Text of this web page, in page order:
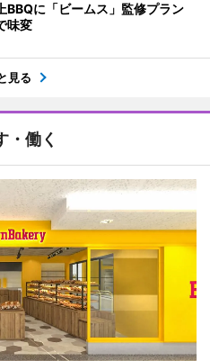
BBQに「ビームス」監修プラン
味変
見る
・働く